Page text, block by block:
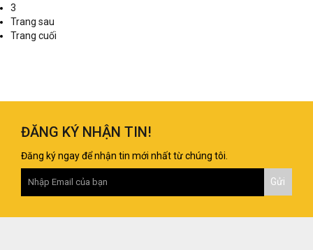
3
Trang sau
Trang cuối
ĐĂNG KÝ NHẬN TIN!
Đăng ký ngay để nhận tin mới nhất từ chúng tôi.